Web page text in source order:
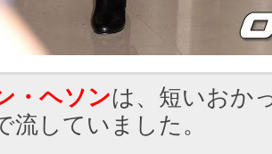
・ヘソンは、短いおか
流していました。